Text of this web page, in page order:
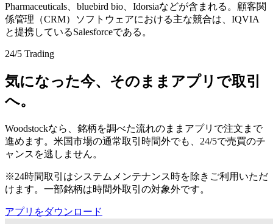
Pharmaceuticals、bluebird bio、Idorsiaなどが含まれる。顧客関
係管理（CRM）ソフトウェアにおける主な競合は、IQVIA
と提携しているSalesforceである。
24/5 Trading
気になった今、そのままアプリで取引
へ。
Woodstockなら、銘柄を調べた流れのままアプリで注文まで
進めます。米国市場の通常取引時間外でも、24/5で売買のチ
ャンスを逃しません。
※24時間取引はシステムメンテナンス時を除きご利用いただ
けます。一部銘柄は時間外取引の対象外です。
アプリをダウンロード